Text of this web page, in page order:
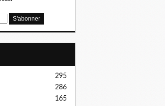
295
286
165